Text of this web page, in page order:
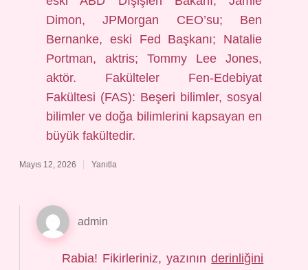
Dimon, JPMorgan CEO’su; Ben
Bernanke, eski Fed Başkanı; Natalie
Portman, aktris; Tommy Lee Jones,
aktör. Fakülteler Fen-Edebiyat
Fakültesi (FAS): Beşeri bilimler, sosyal
bilimler ve doğa bilimlerini kapsayan en
büyük fakültedir.
Mayıs 12, 2026 Yanıtla
admin
Rabia! Fikirleriniz, yazınınderinliğini